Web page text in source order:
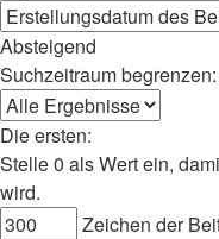
Absteigend
Suchzeitraum begrenzen:
Die ersten:
Stelle 0 als Wert ein,
wird.
Zeichen der